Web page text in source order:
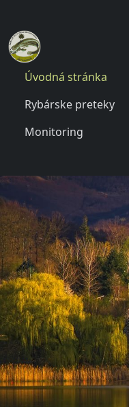
Úvodná stránka
Rybárske preteky
Monitoring